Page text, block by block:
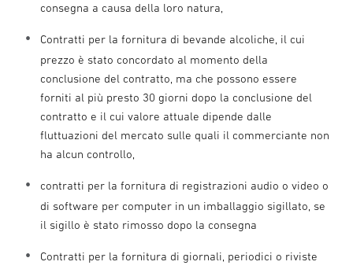
consegna a causa della loro natura,
Contratti per la fornitura di bevande alcoliche, il cui
prezzo è stato concordato al momento della
conclusione del contratto, ma che possono essere
forniti al più presto 30 giorni dopo la conclusione del
contratto e il cui valore attuale dipende dalle
fluttuazioni del mercato sulle quali il commerciante non
ha alcun controllo,
contratti per la fornitura di registrazioni audio o video o
di software per computer in un imballaggio sigillato, se
il sigillo è stato rimosso dopo la consegna
Contratti per la fornitura di giornali, periodici o riviste